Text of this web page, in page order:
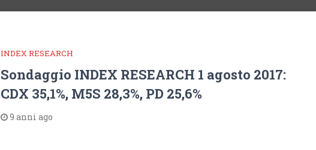
INDEX RESEARCH
Sondaggio INDEX RESEARCH 1 agosto 2017:
CDX 35,1%, M5S 28,3%, PD 25,6%
9 anni ago